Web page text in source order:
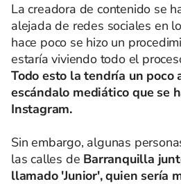
La creadora de contenido se
alejada de redes sociales en
hace poco se hizo un
estaría viviendo todo el
Todo esto la tendría un poco
escándalo mediático que se
Instagram.
Sin embargo, algunas
las calles de Barranquilla
llamado 'Junior', quien sería